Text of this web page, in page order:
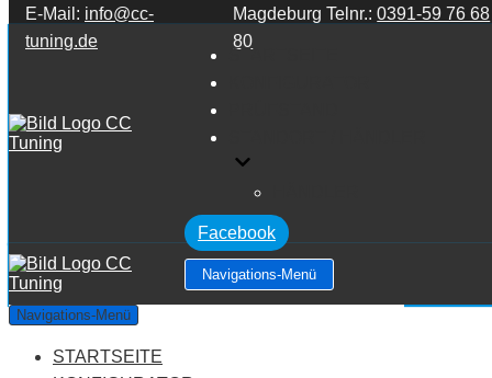
Zum Inhalt springen
E-Mail: info@cc-
tuning.de
Magdeburg Telnr.:0391-59 76 68
80
STARTSEITE
Facebook
Navigations-Menü
Navigations-Menü
STARTSEITE
Audi Q7 4M MK1 3.0 TDI CR
Leistung:211 PS